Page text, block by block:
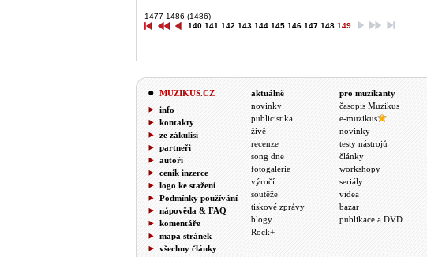
1477-1486 (1486)
140 141 142 143 144 145 146 147 148 149
MUZIKUS.CZ
info
kontakty
ze zákulisí
partneři
autoři
ceník inzerce
logo ke stažení
Podmínky používání
nápověda & FAQ
komentáře
mapa stránek
všechny články
aktuálně
novinky
publicistika
živě
recenze
song dne
fotogalerie
výročí
soutěže
tiskové zprávy
blogy
Rock+
pro muzikanty
časopis Muzikus
e-muzikus
novinky
testy nástrojů
články
workshopy
seriály
videa
bazar
publikace a DVD